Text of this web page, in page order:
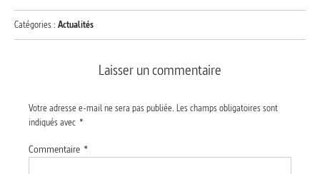
Catégories : Actualités
Laisser un commentaire
Votre adresse e-mail ne sera pas publiée. Les champs obligatoires sont
indiqués avec *
Commentaire *